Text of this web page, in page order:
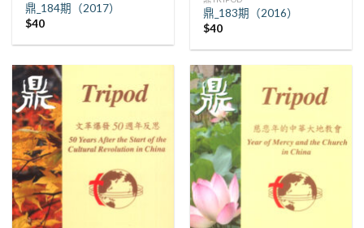
鼎_184期（2017）
$40
鼎_183期（2016）
$40